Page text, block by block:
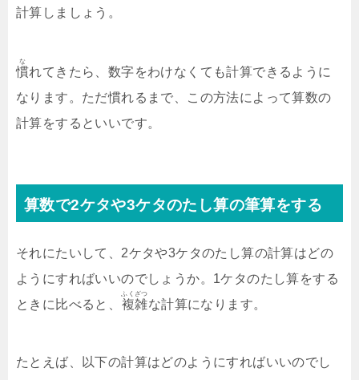
計算しましょう。
慣
な
れてきたら、数字をわけなくても計算できるように
なります。ただ慣れるまで、この方法によって算数の
計算をするといいです。
算数で2ケタや3ケタのたし算の筆算をする
それにたいして、2ケタや3ケタのたし算の計算はどの
ようにすればいいのでしょうか。1ケタのたし算をする
ときに比べると、 複雑
ふくざつ
な計算になります。
たとえば、以下の計算はどのようにすればいいのでし